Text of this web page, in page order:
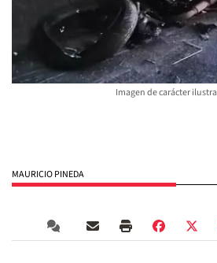
Imagen de carácter
MAURICIO PINEDA